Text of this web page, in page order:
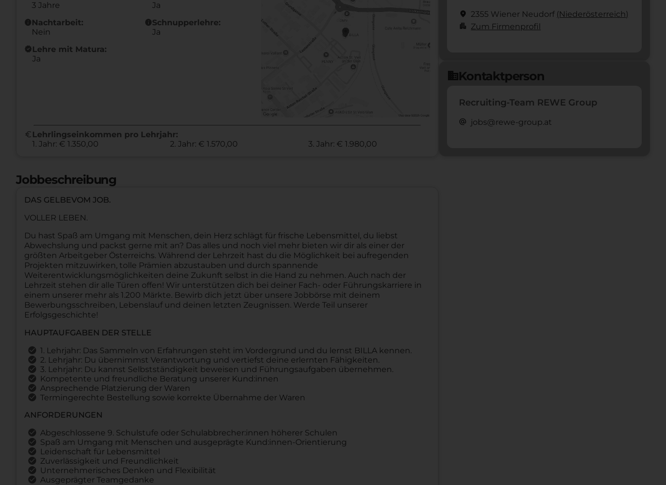
3 Jahre
Ja
infoNachtarbeit:
Nein
infoSchnupperlehre:
Ja
new_releasesLehre mit Matura:
Ja
euro Lehrlingseinkommen pro Lehrjahr:
1. Jahr: € 1.350,00
2. Jahr: € 1.570,00 3. Jahr: € 1.980,00
Jobbeschreibung
DAS GELBEVOM JOB.
VOLLER LEBEN.
Du hast Spaß am Umgang mit Menschen, dein Herz schlägt für frische Lebensmittel, du liebst
Abwechslung und packst gerne mit an? Das alles und noch viel mehr bieten wir dir als einer der
größten Arbeitgeber Österreichs. Während der Lehrzeit hast du die Möglichkeit bei aufregenden
Projekten mitzuwirken, tolle Prämien abzustauben und durch spannende
Weiterentwicklungsmöglichkeiten deine Zukunft selbst in die Hand zu nehmen. Auch nach der
Lehrzeit stehen dir alle Türen offen! Wir unterstützen dich bei deiner Fach- oder Führungskarriere in
einem unserer mehr als 1.200 Märkte. Bewirb dich jetzt über unsere Jobbörse mit deinem
Bewerbungsschreiben, Lebenslauf und deinen letzten Zeugnissen. Werde Teil unserer
Erfolgsgeschichte!
HAUPTAUFGABEN DER STELLE
1. Lehrjahr: Das Sammeln von Erfahrungen steht im Vordergrund und du lernst BILLA kennen.
2. Lehrjahr: Du übernimmst Verantwortung und vertiefst deine erlernten Fähigkeiten.
3. Lehrjahr: Du kannst Selbstständigkeit beweisen und Führungsaufgaben übernehmen.
Kompetente und freundliche Beratung unserer Kund:innen
Ansprechende Platzierung der Waren
Termingerechte Bestellung sowie korrekte Übernahme der Waren
ANFORDERUNGEN
Abgeschlossene 9. Schulstufe oder Schulabbrecher:innen höherer Schulen
Spaß am Umgang mit Menschen und ausgeprägte Kund:innen-Orientierung
Leidenschaft für Lebensmittel
Zuverlässigkeit und Freundlichkeit
Unternehmerisches Denken und Flexibilität
Ausgeprägter Teamgedanke
location_on 2355 Wiener Neudorf (Nieder­österreich)
apartment Zum Firmenprofil
domainKontaktperson
Recruiting-Team REWE Group
alternate_email jobs@rewe-group.at